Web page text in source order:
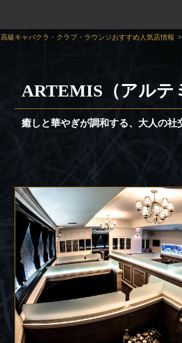
高級キャバクラ・クラブ・ラウンジおすすめ人気店情報
ARTEMIS（アルテ
癒しと華やぎが調和する、大人の社